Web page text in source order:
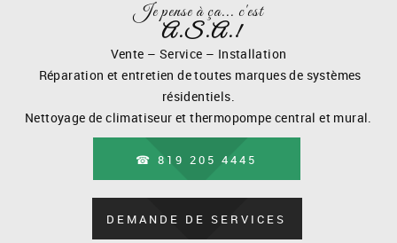
Je pense à ça... c'est
A.S.A.!
Vente – Service – Installation
Réparation et entretien de toutes marques de systèmes
résidentiels.
Nettoyage de climatiseur et thermopompe central et mural.
☎ 819 205 4445
DEMANDE DE SERVICES